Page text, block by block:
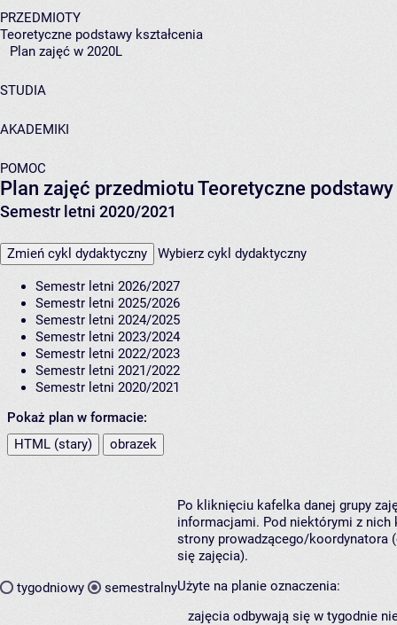
PRZEDMIOTY
Teoretyczne podstawy kształcenia
Plan zajęć w 2020L
STUDIA
AKADEMIKI
POMOC
Plan zajęć przedmiotu Teoretyczne
Semestr letni 2020/2021
Zmień cykl dydaktyczny Wybierz cykl dydaktyczny
Semestr letni 2026/2027
Semestr letni 2025/2026
Semestr letni 2024/2025
Semestr letni 2023/2024
Semestr letni 2022/2023
Semestr letni 2021/2022
Semestr letni 2020/2021
Pokaż plan w formacie:
HTML (stary)
obrazek
tygodniowy semestralny
Po kliknięciu kafelka danej grupy
informacjami. Pod niektórymi z nich
strony prowadzącego/koordynatora
się zajęcia).
Użyte na planie oznaczenia:
zajęcia odbywają się w tygodnie